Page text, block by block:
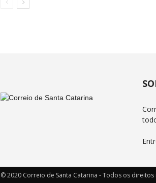
© 2020 Correio de Santa Catarina - Todos os